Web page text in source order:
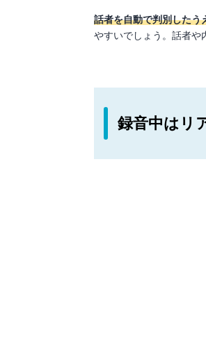
話者を自動で判別したう
やすいでしょう。話者や
録音中はリ